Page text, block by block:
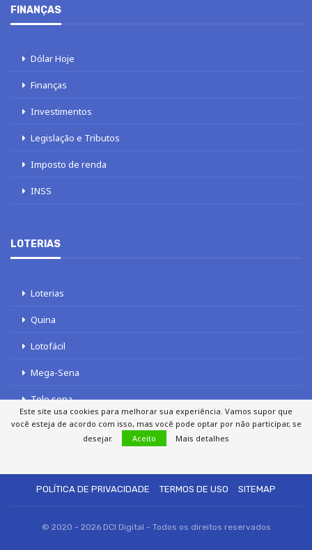
FINANÇAS
Dólar Hoje
Finanças
Investimentos
Legislação e Tributos
Imposto de renda
INSS
LOTERIAS
Loterias
Quina
Lotofácil
Mega-Sena
Tele sena
POLÍTICA DE PRIVACIDADE
TERMOS DE USO SITEMAP
© 2020 - 2026 DCI Digital - Todos os direitos reservados
Este site usa cookies para melhorar sua experiência. Vamos supor que
você esteja de acordo com isso, mas você pode optar por não participar, se
desejar.
Aceito Mais detalhes